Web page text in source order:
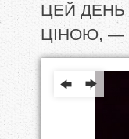
В
и
ЦЕЙ
ЦІНОЮ, —